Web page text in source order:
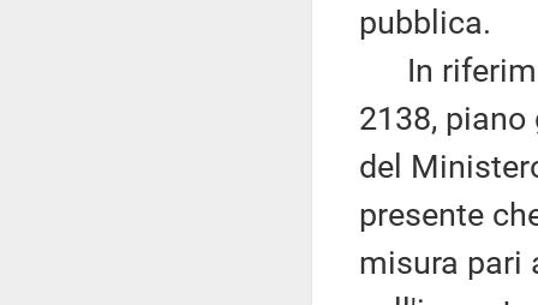
pubblica.
In
2138,
del
presente
misura pari